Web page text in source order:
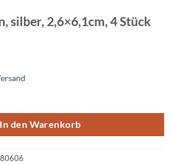
silber, 2,6×6,1cm, 4 Stück
In den Warenkorb